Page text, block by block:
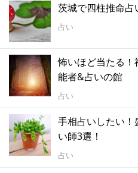
茨城で四柱推命
占い
怖いほど当たる
能者&占いの館
占い
手相占いしたい
い師3選！
占い